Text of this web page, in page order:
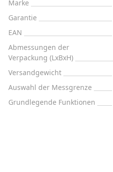
Marke
Garantie
EAN
Abmessungen der
Verpackung (LxBxH)
Versandgewicht
Auswahl der Messgrenze
Grundlegende Funktionen